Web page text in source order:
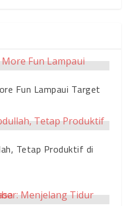
Fun Lampaui Target
Tetap Produktif di